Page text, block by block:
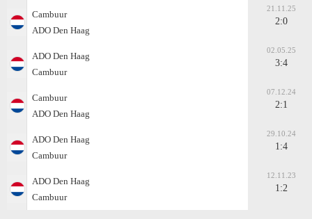
Cambuur
ADO Den Haag
21.11.25
2:0
ADO Den Haag
Cambuur
02.05.25
3:4
Cambuur
ADO Den Haag
07.12.24
2:1
ADO Den Haag
Cambuur
29.10.24
1:4
ADO Den Haag
Cambuur
12.11.23
1:2